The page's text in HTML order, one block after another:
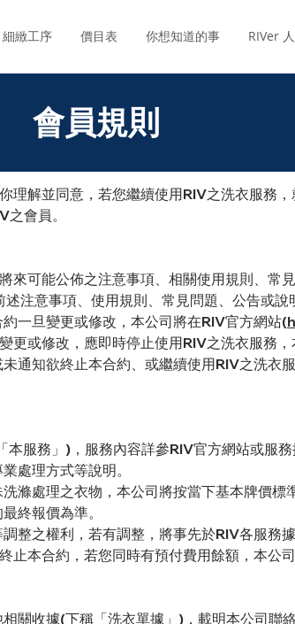
細緻工序 價目表 你想知道的事 RIVer
會員規則
理解並同意，若您繼續使用RIV之洗衣服務
會員。
來可能公佈之注意事項、相關使用規則、常
注意事項、使用規則、常見問題、公告或說
一旦變更或修改，本公司將在RIV官方網站(
更或修改，應即時停止使用RIV之洗衣服務
通知欲終止本合約、或繼續使用RIV之洗衣
服務」)，服務內容詳參RIV官方網站或服
處理方式等說明。
滌處理之衣物，本公司將按當下基本牌價標
終報價為準。
整之權利，若有調整，將事先於RIV各服務
本合約，若您同時有預付費用餘額，本公
關收據(下稱「洗衣單據」)，載明本公司聯